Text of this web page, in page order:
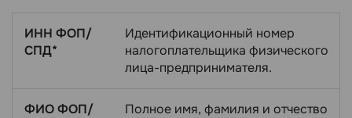
ИНН ФОП/
СПД*
Идентификационный номер
налогоплательщика физического
лица-предпринимателя.
ФИО ФОП/
Полное имя, фамилия и отчество